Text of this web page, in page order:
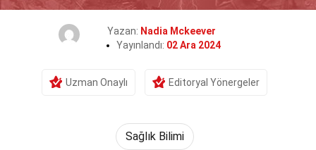
Yazan: Nadia Mckeever
Yayınlandı: 02 Ara 2024
Uzman Onaylı Editoryal Yönergeler
Sağlık Bilimi